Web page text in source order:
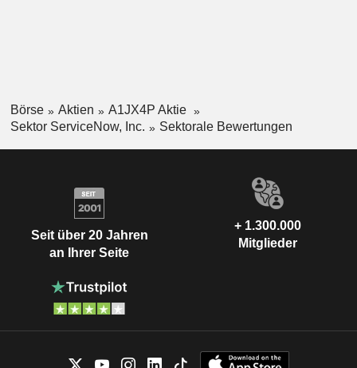
Börse Aktien
A1JX4P Aktie
Sektor ServiceNow, Inc.
Sektorale Bewertungen
Seit über 20 Jahren
an Ihrer Seite
+ 1.300.000
Mitglieder